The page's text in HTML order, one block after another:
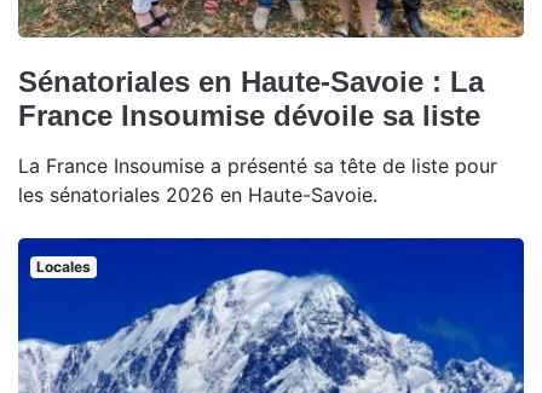
Sénatoriales en Haute-Savoie : La
France Insoumise dévoile sa liste
La France Insoumise a présenté sa tête de liste pour
les sénatoriales 2026 en Haute-Savoie.
Locales